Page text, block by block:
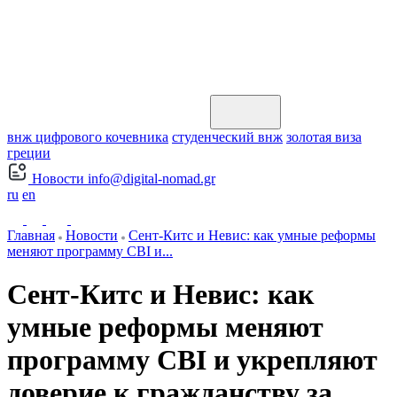
внж цифрового кочевника студенческий внж золотая виза
греции
Новости info@digital-nomad.gr
ru en
Главная Новости
Сент-Китс и Невис: как умные реформы
меняют программу CBI и...
Сент-Китс и Невис: как
умные реформы меняют
программу CBI и укрепляют